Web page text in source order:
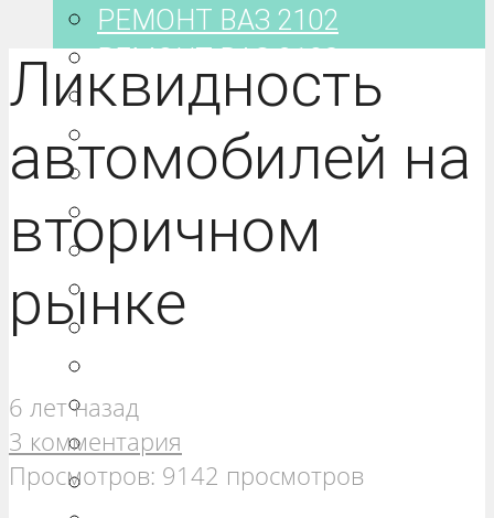
РЕМОНТ ВАЗ 2102
РЕМОНТ ВАЗ 2103
РЕМОНТ ВАЗ 2104
РЕМОНТ ВАЗ 2105
РЕМОНТ ВАЗ 2106
РЕМОНТ ВАЗ 2107
РЕМОНТ ВАЗ 2108
РЕМОНТ ВАЗ 2109
РЕМОНТ ВАЗ 21099
РЕМОНТ ВАЗ 2111
РЕМОНТ ВАЗ 2112
РЕМОНТ ВАЗ 2113
Ликвидность
автомобилей на
вторичном
рынке
6 лет назад
3 комментария
Просмотров: 9142 просмотров